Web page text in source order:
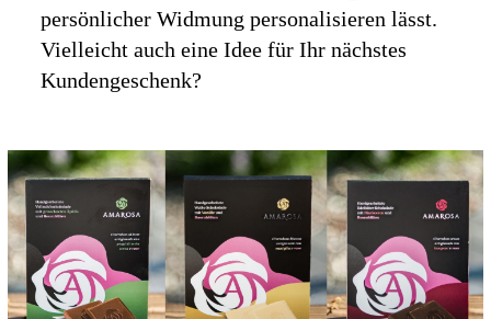
persönlicher Widmung personalisieren lässt.
Vielleicht auch eine Idee für Ihr nächstes
Kundengeschenk?